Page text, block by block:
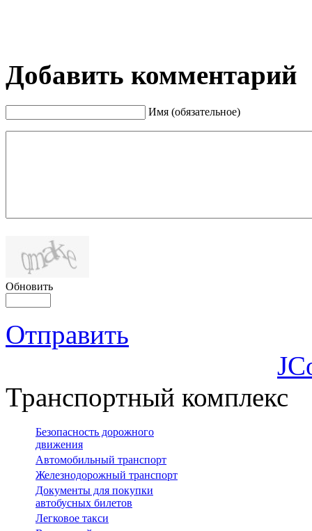
Добавить комментарий
Имя (обязательное)
Обновить
Отправить
Транспортный комплекс
Безопасность дорожного
движения
Автомобильный транспорт
Железнодорожный транспорт
Документы для покупки
автобусных билетов
Легковое такси